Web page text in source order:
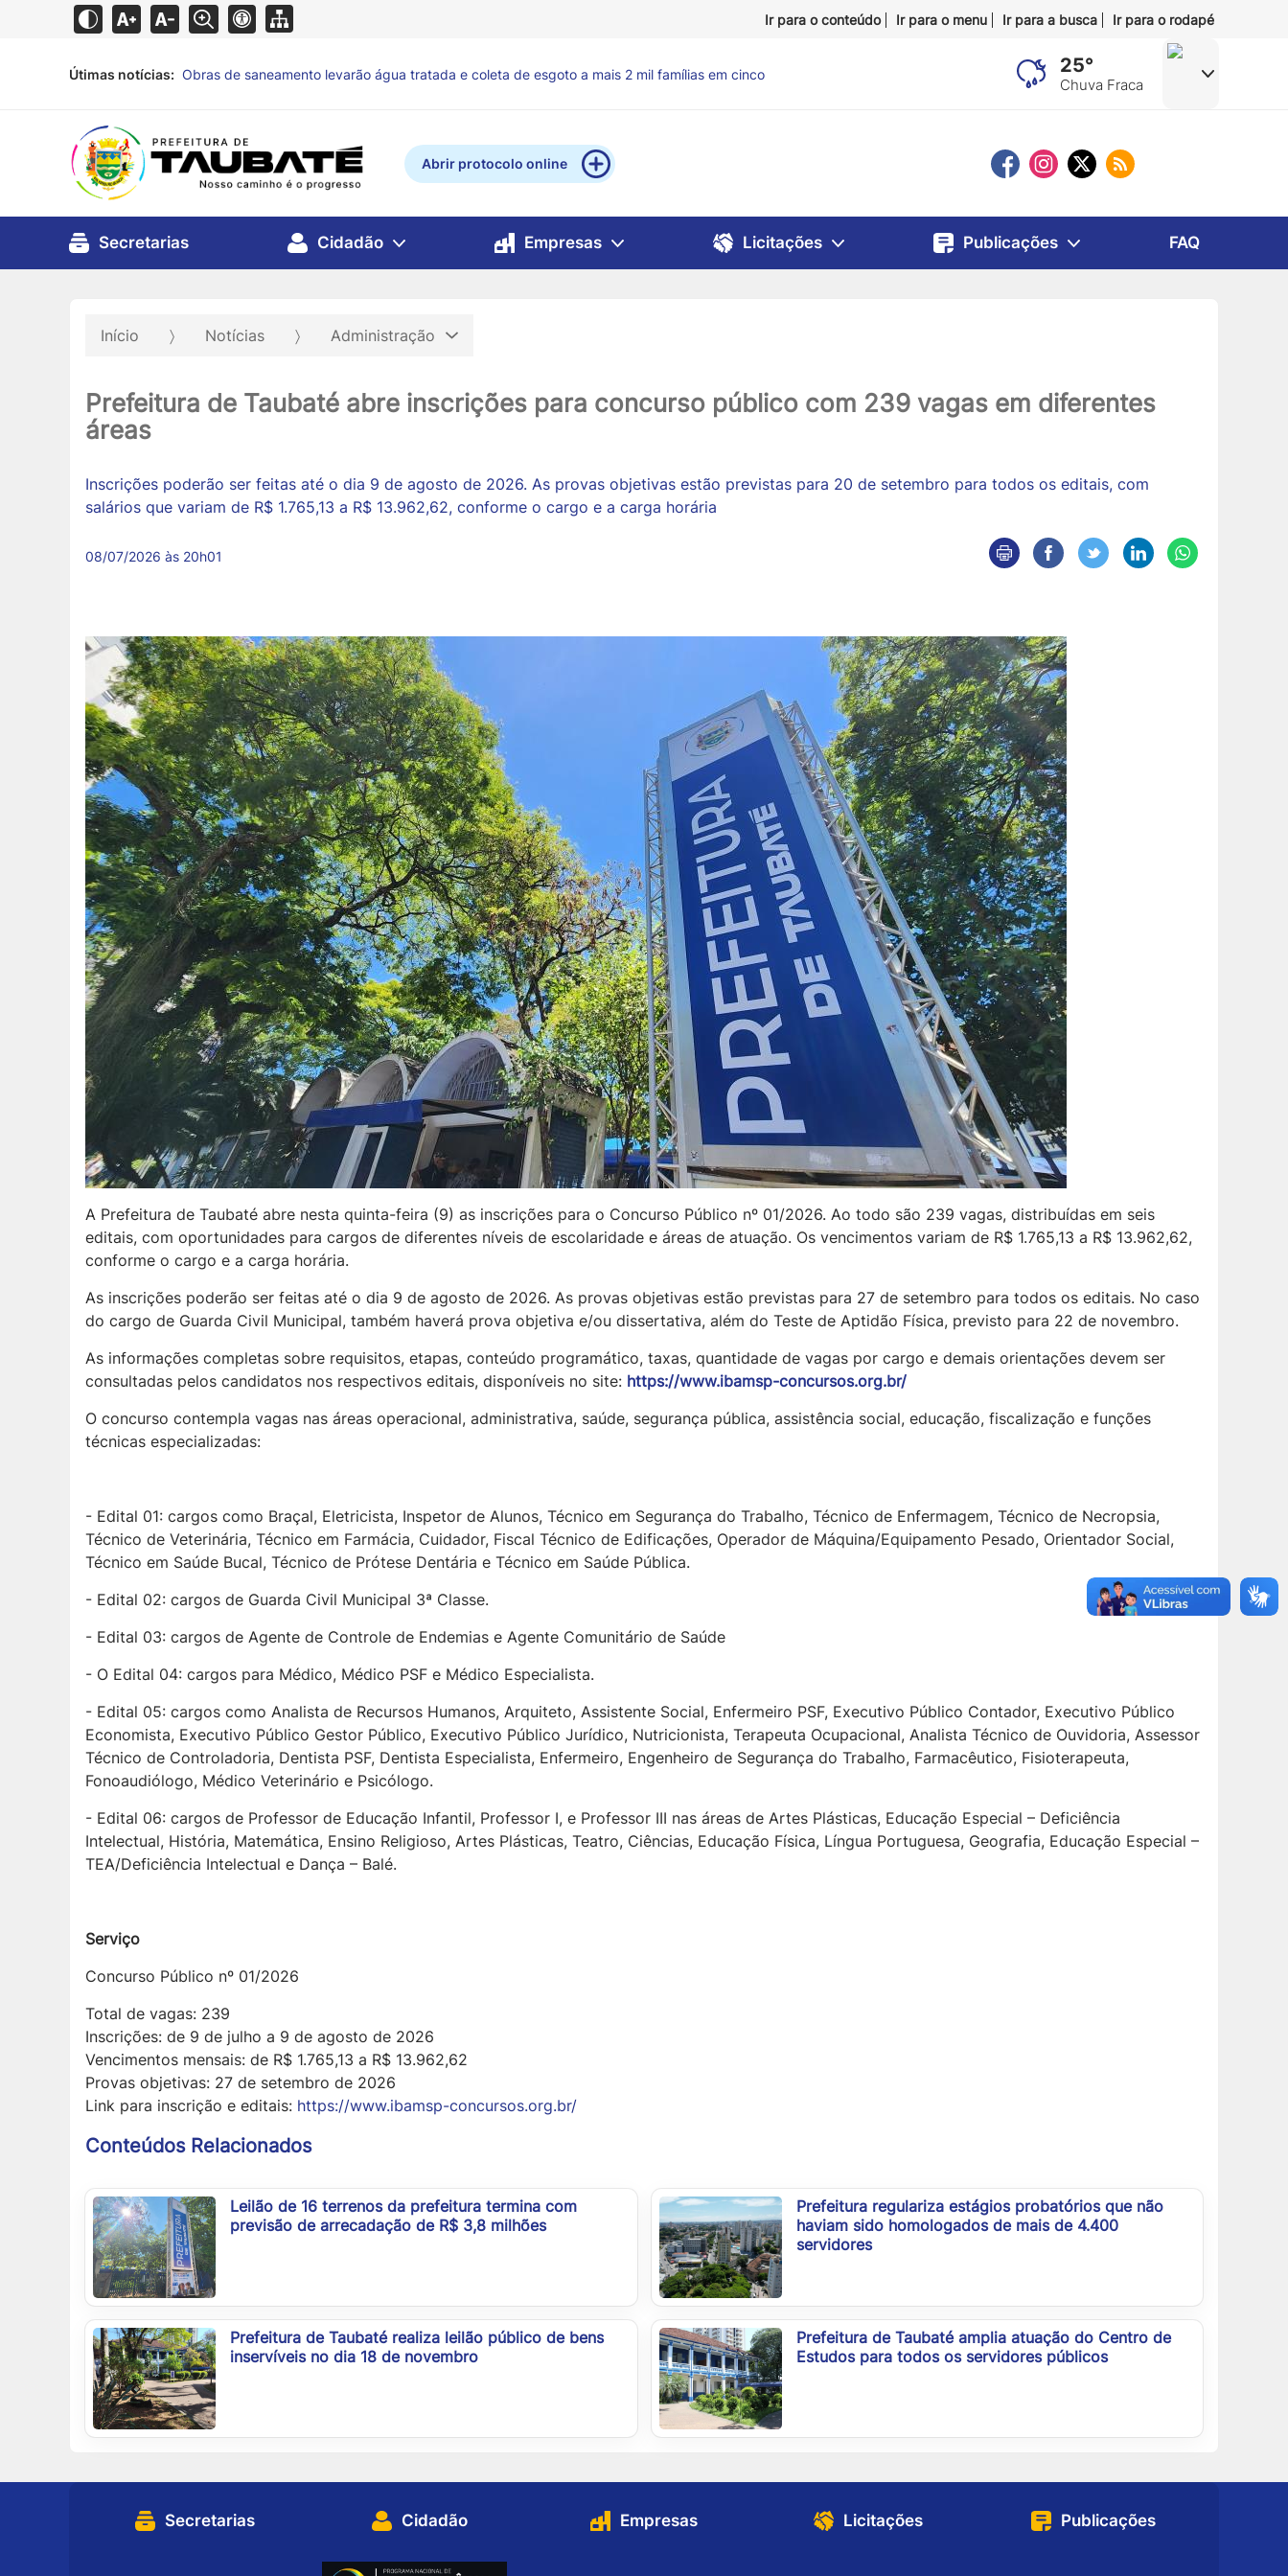
Ir para o conteúdo Ir para o menu Ir para a busca Ir para o rodapé
Útimas notícias: Fundo Social incentiva doação de alimentos para reforçar atendimento a famílias em situação de
25°
Chuva Fraca
Abrir protocolo online
Secretarias Cidadão Empresas Licitações Publicações FAQ
Início Notícias Administração
Prefeitura de Taubaté abre inscrições para concurso público com 239 vagas em diferentes
áreas
Inscrições poderão ser feitas até o dia 9 de agosto de 2026. As provas objetivas estão previstas para 20 de setembro para todos os editais, com
salários que variam de R$ 1.765,13 a R$ 13.962,62, conforme o cargo e a carga horária
08/07/2026 às 20h01
A Prefeitura de Taubaté abre nesta quinta-feira (9) as inscrições para o Concurso Público nº 01/2026. Ao todo são 239 vagas, distribuídas em seis
editais, com oportunidades para cargos de diferentes níveis de escolaridade e áreas de atuação. Os vencimentos variam de R$ 1.765,13 a R$ 13.962,62,
conforme o cargo e a carga horária.
As inscrições poderão ser feitas até o dia 9 de agosto de 2026. As provas objetivas estão previstas para 27 de setembro para todos os editais. No caso
do cargo de Guarda Civil Municipal, também haverá prova objetiva e/ou dissertativa, além do Teste de Aptidão Física, previsto para 22 de novembro.
As informações completas sobre requisitos, etapas, conteúdo programático, taxas, quantidade de vagas por cargo e demais orientações devem ser
consultadas pelos candidatos nos respectivos editais, disponíveis no site: https://www.ibamsp-concursos.org.br/
O concurso contempla vagas nas áreas operacional, administrativa, saúde, segurança pública, assistência social, educação, fiscalização e funções
técnicas especializadas:
- Edital 01: cargos como Braçal, Eletricista, Inspetor de Alunos, Técnico em Segurança do Trabalho, Técnico de Enfermagem, Técnico de Necropsia,
Técnico de Veterinária, Técnico em Farmácia, Cuidador, Fiscal Técnico de Edificações, Operador de Máquina/Equipamento Pesado, Orientador Social,
Técnico em Saúde Bucal, Técnico de Prótese Dentária e Técnico em Saúde Pública.
- Edital 02: cargos de Guarda Civil Municipal 3ª Classe.
- Edital 03: cargos de Agente de Controle de Endemias e Agente Comunitário de Saúde
- O Edital 04: cargos para Médico, Médico PSF e Médico Especialista.
- Edital 05: cargos como Analista de Recursos Humanos, Arquiteto, Assistente Social, Enfermeiro PSF, Executivo Público Contador, Executivo Público
Economista, Executivo Público Gestor Público, Executivo Público Jurídico, Nutricionista, Terapeuta Ocupacional, Analista Técnico de Ouvidoria, Assessor
Técnico de Controladoria, Dentista PSF, Dentista Especialista, Enfermeiro, Engenheiro de Segurança do Trabalho, Farmacêutico, Fisioterapeuta,
Fonoaudiólogo, Médico Veterinário e Psicólogo.
- Edital 06: cargos de Professor de Educação Infantil, Professor I, e Professor III nas áreas de Artes Plásticas, Educação Especial – Deficiência
Intelectual, História, Matemática, Ensino Religioso, Artes Plásticas, Teatro, Ciências, Educação Física, Língua Portuguesa, Geografia, Educação Especial –
TEA/Deficiência Intelectual e Dança – Balé.
Serviço
Concurso Público nº 01/2026
Total de vagas: 239
Inscrições: de 9 de julho a 9 de agosto de 2026
Vencimentos mensais: de R$ 1.765,13 a R$ 13.962,62
Provas objetivas: 27 de setembro de 2026
Link para inscrição e editais: https://www.ibamsp-concursos.org.br/
Conteúdos Relacionados
Leilão de 16 terrenos da prefeitura termina com
previsão de arrecadação de R$ 3,8 milhões
Prefeitura regulariza estágios probatórios que não
haviam sido homologados de mais de 4.400
servidores
Prefeitura de Taubaté realiza leilão público de bens
inservíveis no dia 18 de novembro
Prefeitura de Taubaté amplia atuação do Centro de
Estudos para todos os servidores públicos
Secretarias Cidadão Empresas Licitações Publicações